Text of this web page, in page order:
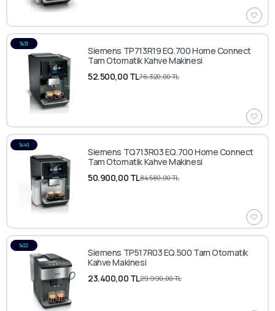
%31
Siemens TP713R19 EQ.700 Home Connect
Tam Otomatik Kahve Makinesi
52.500,00 TL76.320,00 TL
%40
Siemens TQ713R03 EQ.700 Home Connect
Tam Otomatik Kahve Makinesi
50.900,00 TL84.580,00 TL
%22
Siemens TP517R03 EQ.500 Tam Otomatik
Kahve Makinesi
23.400,00 TL29.990,00 TL